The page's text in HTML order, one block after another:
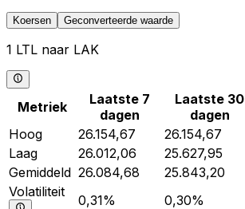
Koersen Geconverteerde waarde
1 LTL naar LAK
Metriek
Laatste 7
dagen
Laatste 30
dagen
Hoog
26.154,67 26.154,67
Laag
26.012,06 25.627,95
Gemiddeld 26.084,68 25.843,20
Volatiliteit
0,31% 0,30%